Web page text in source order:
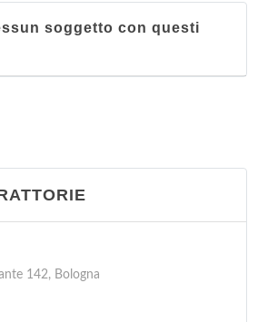
soggetto con questi
142, Bologna